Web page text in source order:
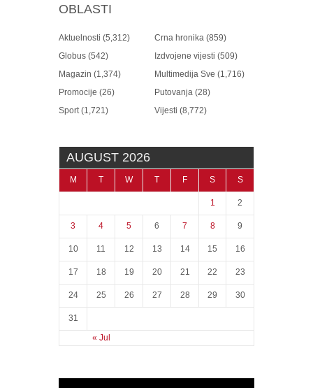
OBLASTI
Aktuelnosti (5,312) Crna hronika (859)
Globus (542) Izdvojene vijesti (509)
Magazin (1,374) Multimedija Sve (1,716)
Promocije (26) Putovanja (28)
Sport(1,721) Vijesti (8,772)
AUGUST 2026
M T W T F S S
« Jul
1 2
3 4 5 6 7 8 9
10 11 12 13 14 15 16
17 18 19 20 21 22 23
24 25 26 27 28 29 30
31